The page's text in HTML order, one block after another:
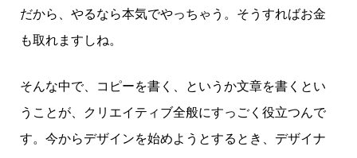
だから、やるなら本気でやっちゃう。そうすればお金
も取れますしね。
そんな中で、コピーを書く、というか文章を書くとい
うことが、クリエイティブ全般にすっごく役立つんで
す。今からデザインを始めようとするとき、デザイナ